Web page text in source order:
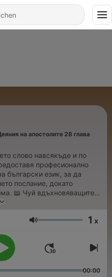
на апостолите 28 глава
слово навсякъде и по
български език, за да
послание, докато
променят животи. 🎧
Lautstärke 1 x
00:00